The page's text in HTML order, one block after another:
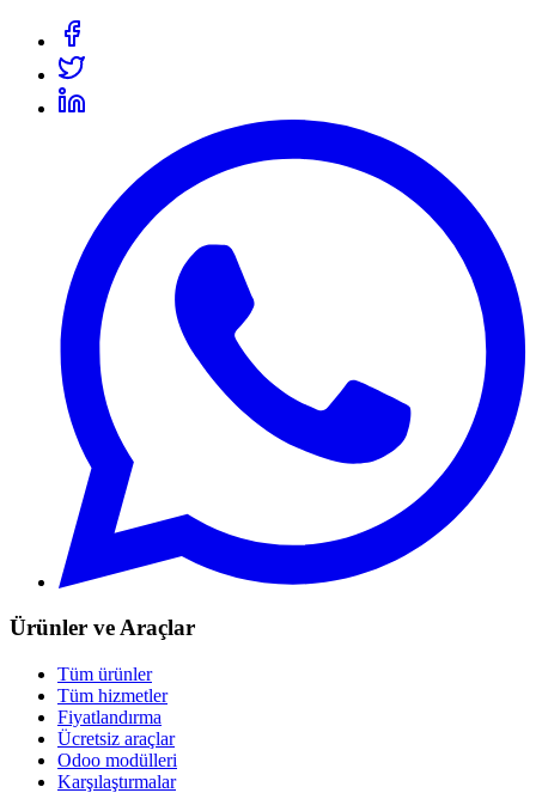
Ürünler ve Araçlar
Tüm ürünler
Tüm hizmetler
Fiyatlandırma
Ücretsiz araçlar
Odoo modülleri
Karşılaştırmalar